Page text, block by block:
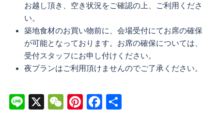
お越し頂き、空き状況をご確認の上、ご利用くださ
い。
築地食材のお買い物前に、会場受付にてお席の確保
が可能となっております。お席の確保については、
受付スタッフにお申し付けください。
夜プランはご利用頂けませんのでご了承ください。
Line
X WeChat
Pinterest
Facebook